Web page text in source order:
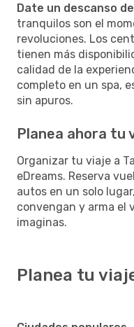
Date un descanso
tranquilos son el
revoluciones. Los
tienen más
calidad de la
completo en un spa,
sin apuros.
Planea ahora tu
Organizar tu viaje a
eDreams. Reserva
autos en un solo
convengan y arma el
imaginas.
Planea tu